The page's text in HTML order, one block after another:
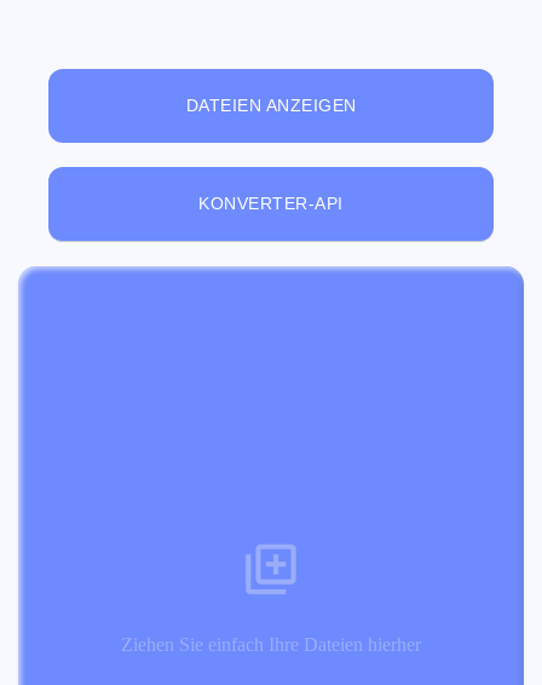
DATEIEN ANZEIGEN
KONVERTER-API
Ziehen Sie einfach Ihre Dateien hierher